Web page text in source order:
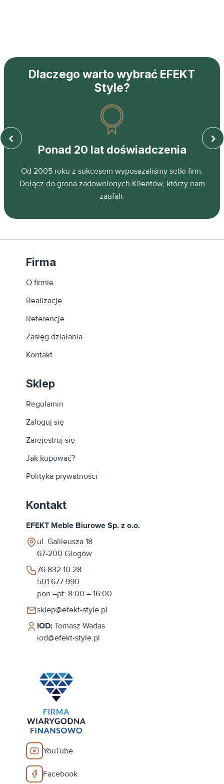
Dlaczego warto wybrać EFEKT
Style?
Ponad 20 lat doświadczenia
Od 2005 roku z sukcesem wyposażaliśmy setki firm.
Dołącz do grona zadowolonych Klientów, którzy nam
zaufali.
‹ ›
Firma
O firmie
Realizacje
Referencje
Zasięg działania
Kontakt
Sklep
Regulamin
Zaloguj się
Zarejestruj się
Jak kupować?
Polityka prywatności
Kontakt
EFEKT Meble Biurowe Sp. z o.o.
ul. Galileusza 18
67-200 Głogów
76 832 10 28
501 677 990
pon.–pt: 8:00 – 16:00
sklep@efekt-style.pl
IOD: Tomasz Wadas
iod@efekt-style.pl
YouTube
Facebook